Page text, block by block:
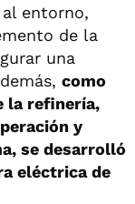
entorno,
de la
una
como
la refinería,
y
se desarrolló
eléctrica de